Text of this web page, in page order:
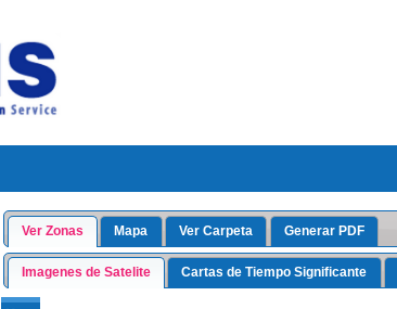
Ver Zonas Mapa Ver Carpeta Generar PDF
Imagenes de Satelite Cartas de Tiempo Significante